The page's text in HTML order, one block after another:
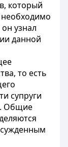
который
необходимо
узнал
данной
то есть
супруги
Общие